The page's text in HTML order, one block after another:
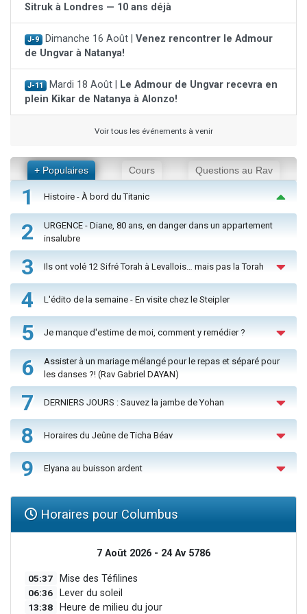
Sitruk à Londres — 10 ans déjà
J-9 Dimanche 16 Août | Venez rencontrer le Admour
de Ungvar à Natanya!
J-11 Mardi 18 Août |
Le Admour de Ungvar recevra en
plein Kikar de Natanya à Alonzo!
Voir tous les événements à venir
+ Populaires Cours Questions au Rav
1 Histoire - À bord du Titanic
2
URGENCE - Diane, 80 ans, en danger dans un appartement
insalubre
3 Ils ont volé 12 Sifré Torah à Levallois… mais pas la Torah
4 L'édito de la semaine - En visite chez le Steipler
5 Je manque d'estime de moi, comment y remédier ?
6
Assister à un mariage mélangé pour le repas et séparé pour
les danses ?! (Rav Gabriel DAYAN)
7 DERNIERS JOURS : Sauvez la jambe de Yohan
8 Horaires du Jeûne de Ticha Béav
9 Elyana au buisson ardent
Horaires pour Columbus
7 Août 2026 - 24 Av 5786
05:37 Mise des Téfilines
06:36 Lever du soleil
13:38 Heure de milieu du jour